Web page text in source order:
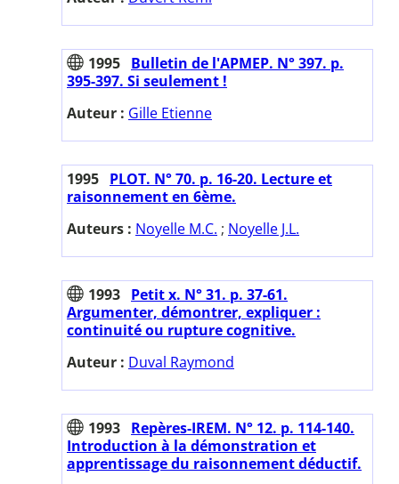
1995 Bulletin de l'APMEP. N° 397. p.
395-397. Si seulement !
Auteur : Gille Etienne
1995 PLOT. N° 70. p. 16-20. Lecture et
raisonnement en 6ème.
Auteurs : Noyelle M.C. ; Noyelle J.L.
1993 Petit x. N° 31. p. 37-61.
Argumenter, démontrer, expliquer :
continuité ou rupture cognitive.
Auteur : Duval Raymond
1993 Repères-IREM. N° 12. p. 114-140.
Introduction à la démonstration et
apprentissage du raisonnement déductif.